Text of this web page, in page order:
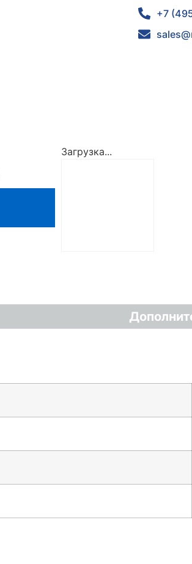
+7
Загрузка...